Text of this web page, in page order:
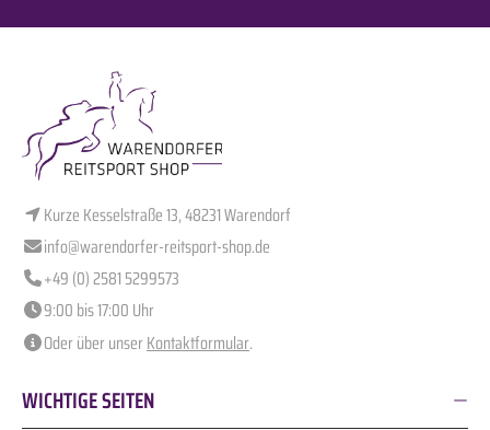
Kurze Kesselstraße 13, 48231 Warendorf
info@warendorfer-reitsport-shop.de
+49 (0) 2581 5299573
9:00 bis 17:00 Uhr
Oder über unserKontaktformular.
WICHTIGE SEITEN